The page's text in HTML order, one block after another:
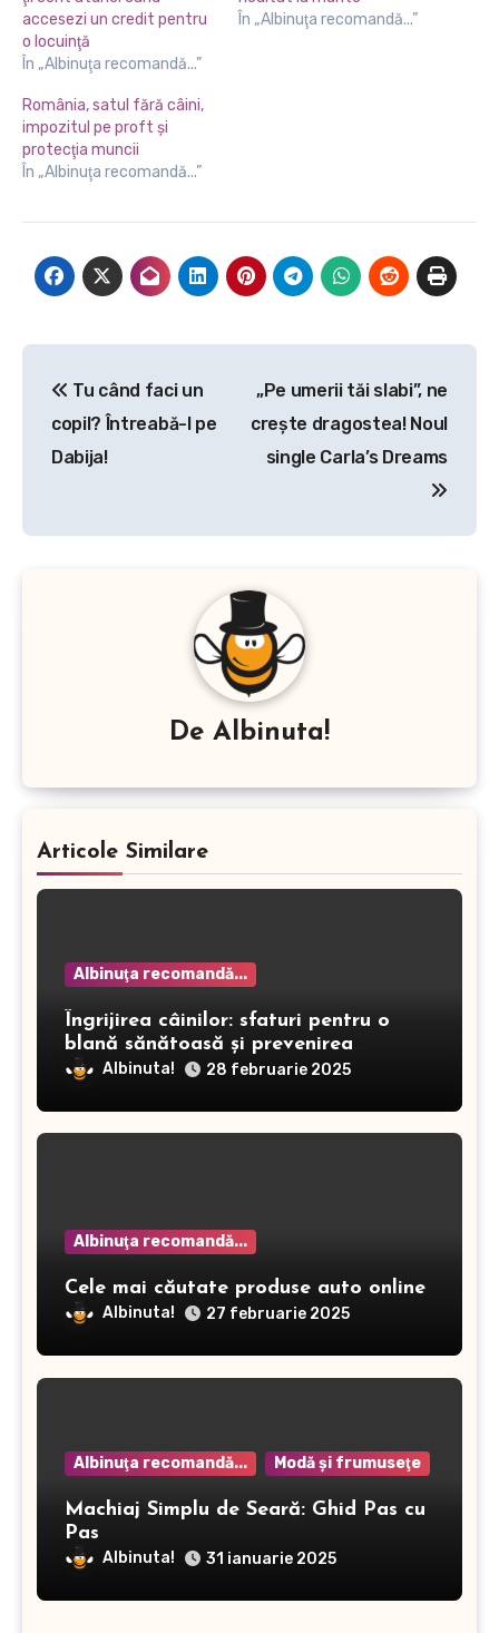
accesezi un credit pentru
o locuinţă
În „Albinuţa recomandă...”
În „Albinuţa recomandă...”
România, satul fără câini,
impozitul pe proft şi
protecţia muncii
În „Albinuţa recomandă...”
articole
Tu când faci un
copil? Întreabă-l pe
Dabija!
„Pe umerii tăi slabi”, ne
crește dragostea! Noul
single Carla’s Dreams
De Albinuta!
Articole Similare
Albinuţa recomandă...
Îngrijirea câinilor: sfaturi pentru o
blană sănătoasă și prevenirea
dermatitei
Albinuta! 28 februarie 2025
Albinuţa recomandă...
Cele mai căutate produse auto online
Albinuta! 27 februarie 2025
Albinuţa recomandă... Modă şi frumuseţe
Machiaj Simplu de Seară: Ghid Pas cu
Pas
Albinuta! 31 ianuarie 2025